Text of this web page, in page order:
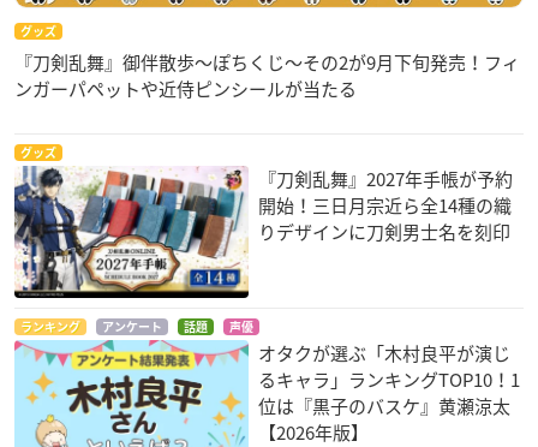
グッズ
『刀剣乱舞』御伴散歩～ぽちくじ～その2が9月下旬発売！フィ
ンガーパペットや近侍ピンシールが当たる
グッズ
『刀剣乱舞』2027年手帳が予約
開始！三日月宗近ら全14種の織
りデザインに刀剣男士名を刻印
ランキング アンケート 話題 声優
オタクが選ぶ「木村良平が演じ
るキャラ」ランキングTOP10！1
位は『黒子のバスケ』黄瀬涼太
【2026年版】